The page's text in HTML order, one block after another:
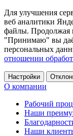
Для улучшения
веб аналитики
файлы. Продолжая
"Принимаю" вы
персональных
отношении
Настройки
О компании
Рабочий
Наши
Наши